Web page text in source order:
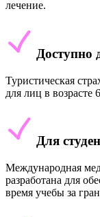
лечение.
Доступно
Туристическая
для лиц в возрасте
Для
Международная
разработана для
время учебы за